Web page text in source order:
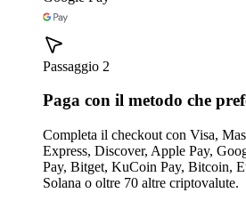
Passaggio 2
Paga con il metodo che
Completa il checkout con Visa,
Express, Discover, Apple Pay,
Pay, Bitget, KuCoin Pay, Bitcoin,
Solana o oltre 70 altre criptovalute.